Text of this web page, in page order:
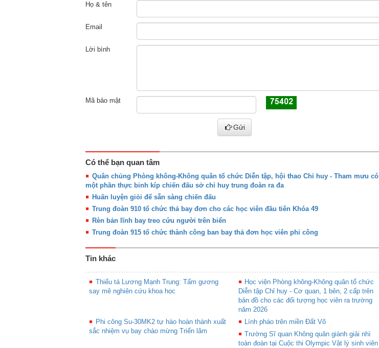
Họ & tên
Email
Lời bình
Mã bảo mật
Gửi
Có thể bạn quan tâm
Quân chủng Phòng không-Không quân tổ chức Diễn tập, hội thao Chỉ huy - Tham mưu có
một phần thực binh kíp chiến đấu sở chỉ huy trung đoàn ra đa
Huấn luyện giỏi để sẵn sàng chiến đấu
Trung đoàn 910 tổ chức thả bay đơn cho các học viên đầu tiên Khóa 49
Rèn bản lĩnh bay treo cứu người trên biển
Trung đoàn 915 tổ chức thành công ban bay thả đơn học viên phi công
Tin khác
Thiếu tá Lương Mạnh Trung: Tấm gương
say mê nghiên cứu khoa học
Học viện Phòng không-Không quân tổ chức
Diễn tập Chỉ huy - Cơ quan, 1 bên, 2 cấp trên
bản đồ cho các đối tượng học viên ra trường
năm 2026
Phi công Su-30MK2 tự hào hoàn thành xuất
sắc nhiệm vụ bay chào mừng Triển lãm
Lính pháo trên miền Đất Võ
Trường Sĩ quan Không quân giành giải nhì
toàn đoàn tại Cuộc thi Olympic Vật lý sinh viên